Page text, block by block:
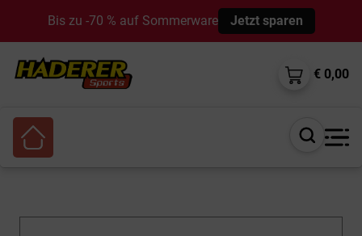
Bis zu -70 % auf Sommerware Jetzt sparen
€ 0,00
Suche